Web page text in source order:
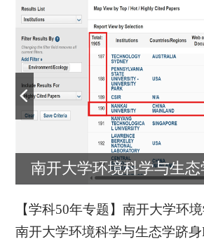
南开大学环境科学与生态